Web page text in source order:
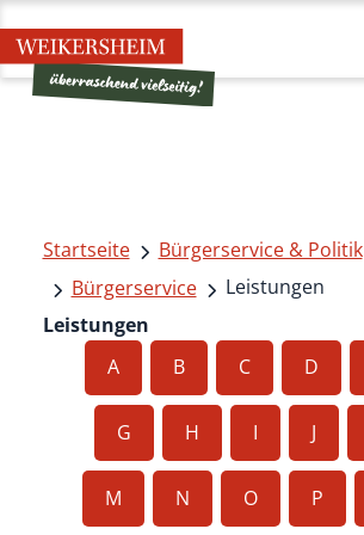
Startseite
Bürgerservice & Politik
Bürgerservice
Leistungen
Leistungen
A
B C D
G H I J
M N O P